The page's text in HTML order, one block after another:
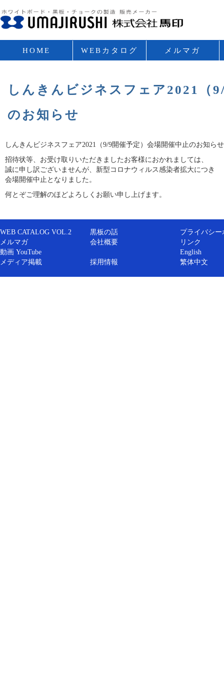
HOME WEBカタログ メルマガ
しんきんビジネスフェア2021（
のお知らせ
しんきんビジネスフェア2021（9/9開催予定）会場開催中止のお知らせ
招待状等、お受け取りいただきましたお客様におかれましては、
誠に申し訳ございませんが、新型コロナウィルス感染者拡大につき
会場開催中止となりました。
何とぞご理解のほどよろしくお願い申し上げます。
WEB CATALOG VOL.2
メルマガ
動画 YouTube
メディア掲載
黒板の話
会社概要
採用情報
プライバシー
リンク
English
繁体中文